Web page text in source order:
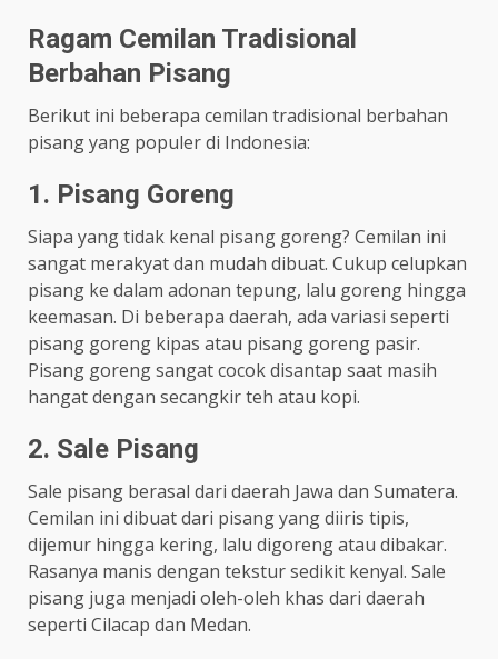
Ragam Cemilan Tradisional
Berbahan Pisang
Berikut ini beberapa cemilan tradisional berbahan
pisang yang populer di Indonesia:
1. Pisang Goreng
Siapa yang tidak kenal pisang goreng? Cemilan ini
sangat merakyat dan mudah dibuat. Cukup celupkan
pisang ke dalam adonan tepung, lalu goreng hingga
keemasan. Di beberapa daerah, ada variasi seperti
pisang goreng kipas atau pisang goreng pasir.
Pisang goreng sangat cocok disantap saat masih
hangat dengan secangkir teh atau kopi.
2. Sale Pisang
Sale pisang berasal dari daerah Jawa dan Sumatera.
Cemilan ini dibuat dari pisang yang diiris tipis,
dijemur hingga kering, lalu digoreng atau dibakar.
Rasanya manis dengan tekstur sedikit kenyal. Sale
pisang juga menjadi oleh-oleh khas dari daerah
seperti Cilacap dan Medan.